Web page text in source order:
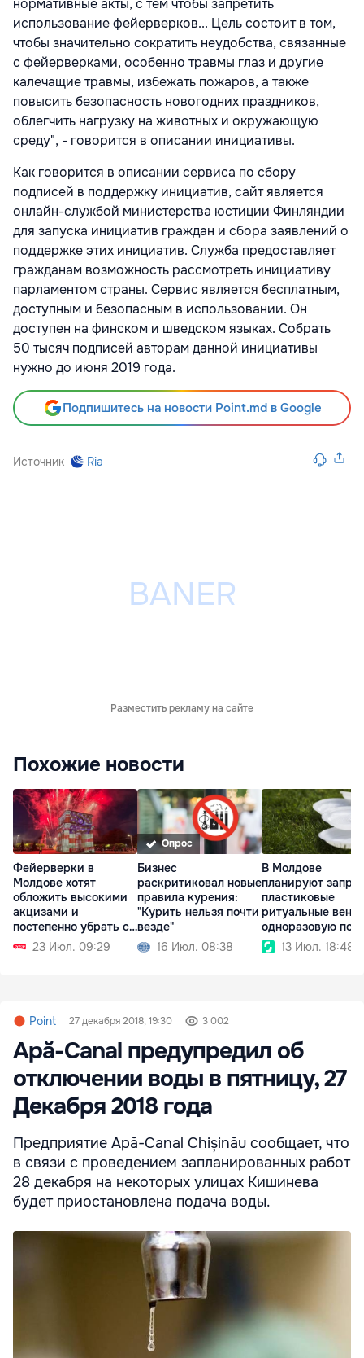
нормативные акты, с тем чтобы запретить
использование фейерверков... Цель состоит в том,
чтобы значительно сократить неудобства, связанные
с фейерверками, особенно травмы глаз и другие
калечащие травмы, избежать пожаров, а также
повысить безопасность новогодних праздников,
облегчить нагрузку на животных и окружающую
среду", - говорится в описании инициативы.
Как говорится в описании сервиса по сбору
подписей в поддержку инициатив, сайт является
онлайн-службой министерства юстиции Финляндии
для запуска инициатив граждан и сбора заявлений о
поддержке этих инициатив. Служба предоставляет
гражданам возможность рассмотреть инициативу
парламентом страны. Сервис является бесплатным,
доступным и безопасным в использовании. Он
доступен на финском и шведском языках. Собрать
50 тысяч подписей авторам данной инициативы
нужно до июня 2019 года.
Подпишитесь на новости Point.md в Google
Источник Ria
Разместить рекламу на сайте
Похожие новости
Фейерверки в
Молдове хотят
обложить высокими
акцизами и
постепенно убрать с
рынка23 Июл. 09:29
Опрос
Бизнес
раскритиковал новые
правила курения:
"Курить нельзя почти
везде"
16 Июл. 08:38
В Молдове
планируют
пластиковые
ритуальные
одноразовую
13 Июл. 18:48
Point 27 декабря 2018, 19:30 3 002
Apă-Canal предупредил об
отключении воды в пятницу, 27
Декабря 2018 года
Предприятие Apă-Canal Chișinău сообщает, что
в связи с проведением запланированных работ
28 декабря на некоторых улицах Кишинева
будет приостановлена подача воды.